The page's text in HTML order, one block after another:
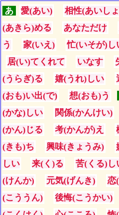
あ 愛(あい) 相性(あいし
(あきら)める
あなただけ
う
家(いえ) 忙(いそが)し
居(い)てくれて
いなす
(うらぎ)る
嬉(うれ)しい
(おも)い出(で)
想(おも)う
(かな)しい
関係(かんけい)
(かん)じる
考(かんが)え
(きも)ち
興味(きょうみ)
しい
来(く)る 苦(くる)し
(けんか)
元気(げんき) 恋
(こううん)
後悔(こうかい)